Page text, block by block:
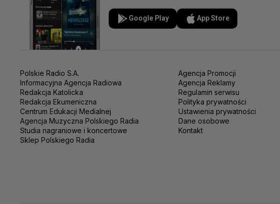
Google Play App Store
Polskie Radio S.A.
Informacyjna Agencja Radiowa
Redakcja Katolicka
Redakcja Ekumeniczna
Centrum Edukacji Medialnej
Agencja Muzyczna Polskiego Radia
Studia nagraniowe i koncertowe
Sklep Polskiego Radia
Agencja Promocji
Agencja Reklamy
Regulamin serwisu
Polityka prywatności
Ustawienia prywatności
Dane osobowe
Kontakt